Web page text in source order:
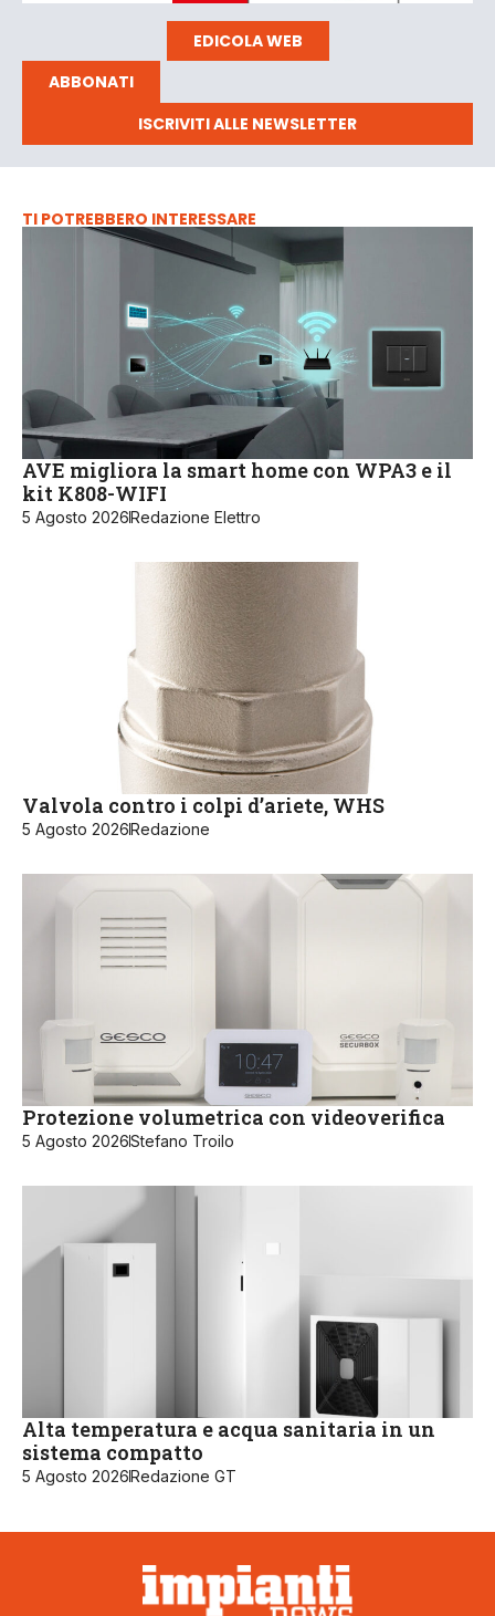
EDICOLA WEB
ABBONATI
ISCRIVITI ALLE NEWSLETTER
TI POTREBBERO INTERESSARE
AVE migliora la smart home con WPA3 e il
kit K808-WIFI
5 Agosto 2026Redazione Elettro
Valvola contro i colpi d’ariete, WHS
5 Agosto 2026Redazione
Protezione volumetrica con videoverifica
5 Agosto 2026Stefano Troilo
Alta temperatura e acqua sanitaria in un
sistema compatto
5 Agosto 2026Redazione GT